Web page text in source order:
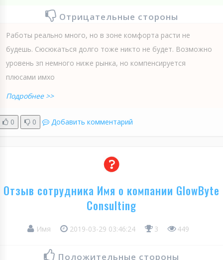
Отрицательные стороны
Работы реально много, но в зоне комфорта расти не
будешь. Сюсюкаться долго тоже никто не будет. Возможно
уровень зп немного ниже рынка, но компенсируется
плюсами имхо
Подробнее >>
0 0 Добавить комментарий
Отзыв сотрудника Имя о компании GlowByte
Consulting
Имя 2019-03-29 03:46:24 3 449
Положительные стороны